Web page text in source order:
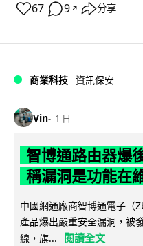
67 9 ↗ 分享
商業科技 資訊保安
Vin 1 日
智博通路由器爆
稱漏洞是功能在
中國網通廠商智博通電子
產品爆出嚴重安全漏洞，被
線，旗...
閱讀全文